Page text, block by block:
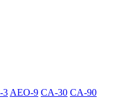
3 AEO-9 CA-30 CA-90